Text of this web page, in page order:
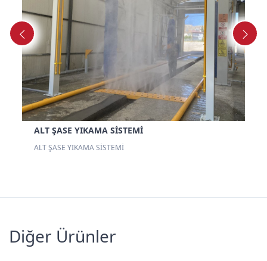
ALT ŞASE YIKAMA SİSTEMİ
ALT ŞASE YIKAMA SİSTEMİ
Diğer Ürünler